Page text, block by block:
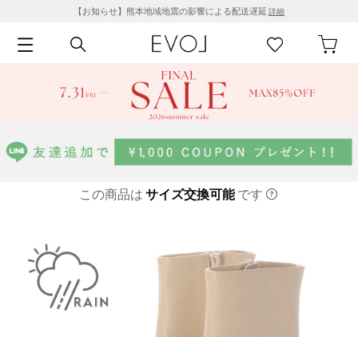
【お知らせ】熊本地域地震の影響による配送遅延 詳細
この商品は サイズ交換可能です